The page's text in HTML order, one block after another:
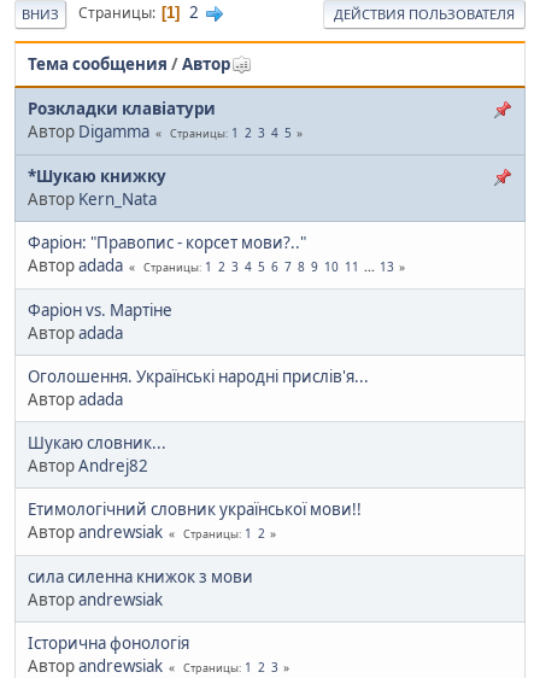
ВНИЗ Страницы 1 2 ДЕЙСТВИЯ ПОЛЬЗОВАТЕЛЯ
Тема сообщения /Автор
Розкладки клавіатури
Автор Digamma Страницы 1 2 3 4 5
*Шукаю книжку
Автор Kern_Nata
Фаріон: "Правопис - корсет мови?.."
Авторadada Страницы 1 2 3 4 5 6 7 8 9 10 11 ... 13
Фаріон vs. Мартіне
Авторadada
Оголошення. Українські народні прислів'я...
Авторadada
Шукаю словник...
АвторAndrej82
Етимологічний словник української мови!!
Авторandrewsiak Страницы 1 2
сила силенна книжок з мови
Авторandrewsiak
Історична фонологія
Авторandrewsiak Страницы 1 2 3